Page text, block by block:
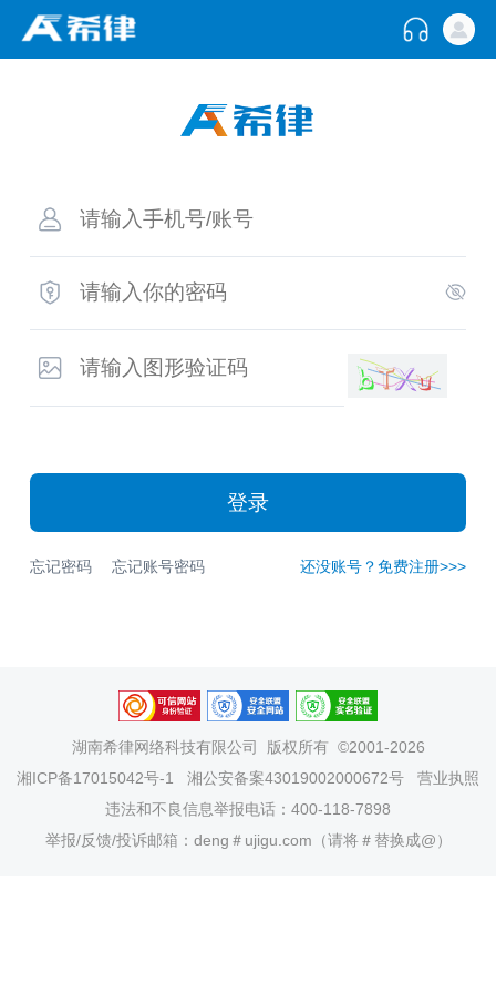
登录
忘记密码 忘记账号密码 还没账号？免费注册>>>
湖南希律网络科技有限公司
版权所有 ©2001-2026
湘ICP备17015042号-1
湘公安备案43019002000672号
营业执照
违法和不良信息举报电话：400-118-7898
举报/反馈/投诉邮箱：deng＃ujigu.com（请将＃替换成@）